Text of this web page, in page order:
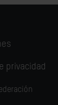
privacidad